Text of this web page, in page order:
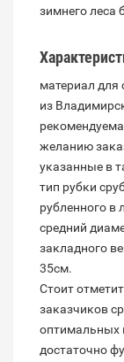
зимнего леса
материал для
из
желанию
указанные в
тип рубки
рубленного в
средний
закладного
35см.
Стоит
заказчиков
оптимальных
достаточно